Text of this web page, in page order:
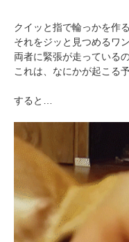
クイッと指で輪っかを作
それをジッと見つめるワ
両者に緊張が走っている
これは、なにかが起こる
すると…